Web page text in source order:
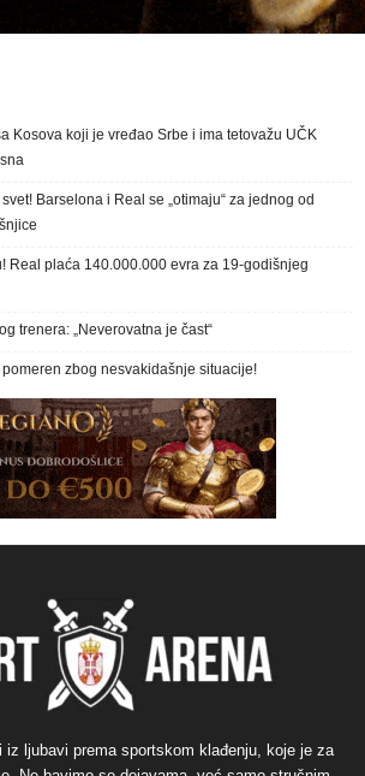
Kosova koji je vređao Srbe i ima tetovažu UČK
Barselona i Real se „otimaju“ za jednog od
Real plaća 140.000.000 evra za 19-godišnjeg
trenera: „Neverovatna je čast“
zbog nesvakidašnje situacije!
iz ljubavi prema sportskom klađenju, koje je za